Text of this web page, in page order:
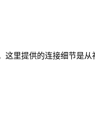
这里提供的连接细节